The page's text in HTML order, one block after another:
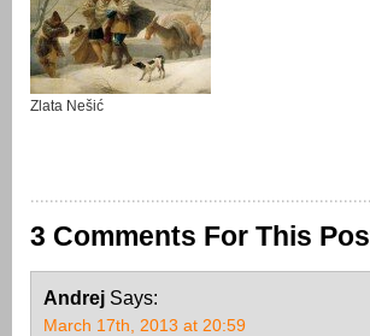
Zlata Nešić
3 Comments For This
Andrej Says:
March 17th, 2013 at 20:59